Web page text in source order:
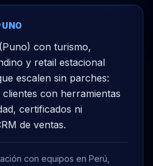
con turismo,
y retail estacional
escalen sin parches:
con herramientas
certificados ni
de ventas.
con equipos en Perú,